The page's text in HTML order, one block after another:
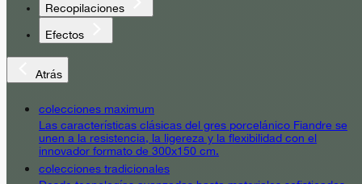
Recopilaciones
Efectos
Atrás
colecciones maximum
Las características clásicas del gres porcelánico Fiandre se
unen a la resistencia, la ligereza y la flexibilidad con el
innovador formato de 300x150 cm.
colecciones tradicionales